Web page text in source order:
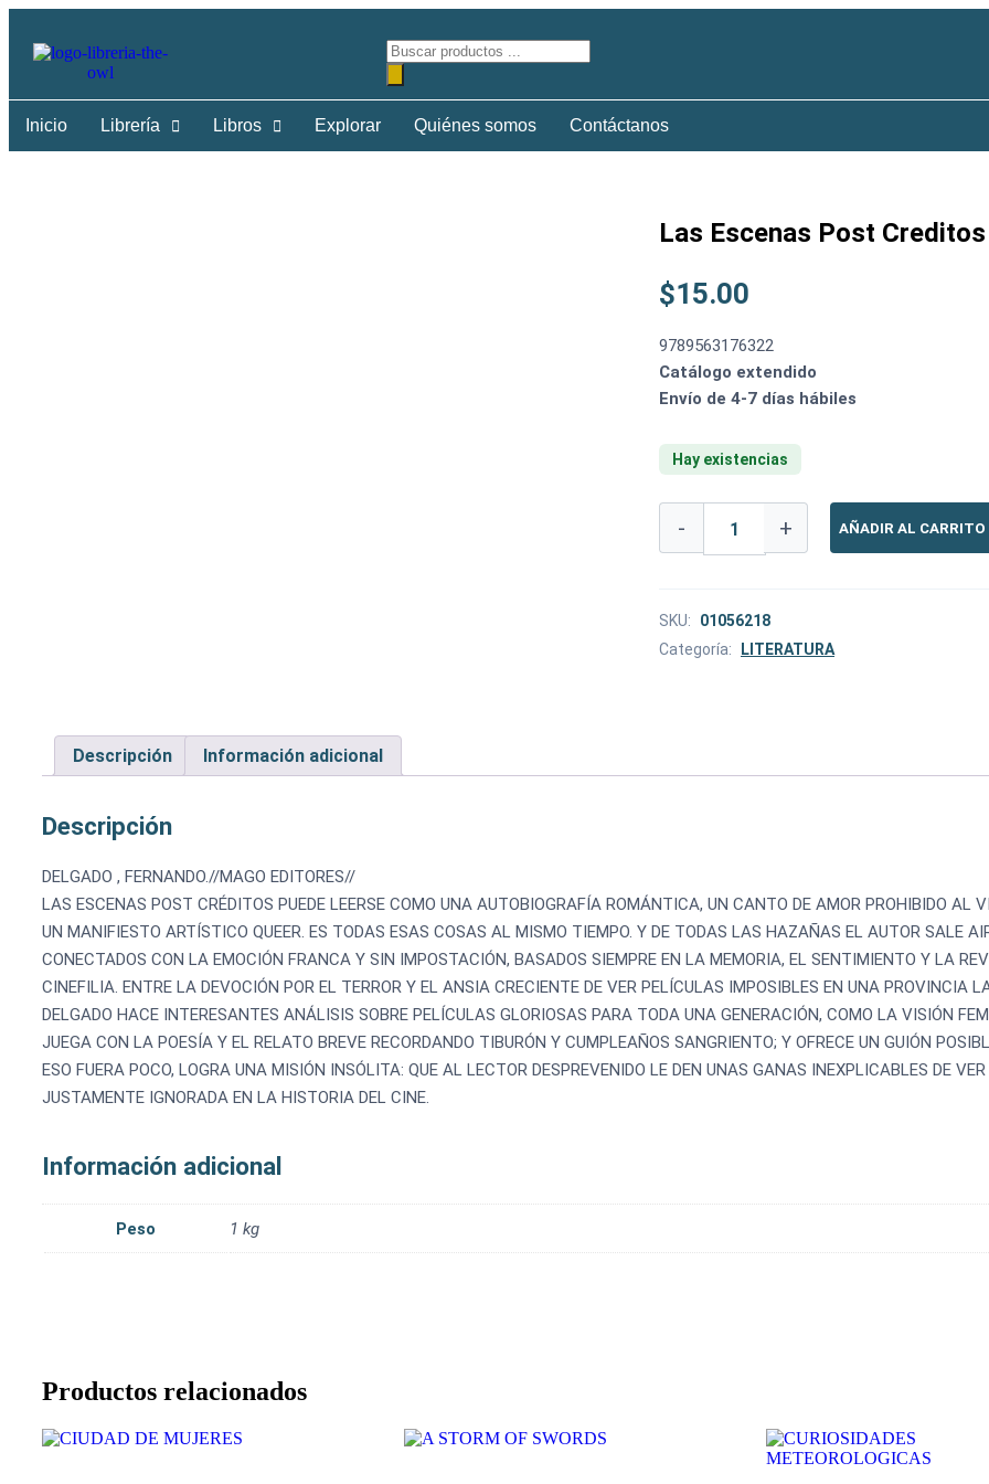
Inicio Librería Libros Explorar Quiénes somos Contáctanos
Las Escenas Post Creditos
$15.00
9789563176322
Catálogo extendido
Envío de 4-7 días hábiles
Hay existencias
- + AÑADIR AL CARRITO
SKU:
01056218
Categoría:
LITERATURA
Descripción Información adicional
Descripción
DELGADO , FERNANDO.//MAGO EDITORES//
LAS ESCENAS POST CRÉDITOS PUEDE LEERSE COMO UNA AUTOBIOGRAFÍA ROMÁNTICA, UN CANTO DE AMOR PROHIBIDO AL
UN MANIFIESTO ARTÍSTICO QUEER. ES TODAS ESAS COSAS AL MISMO TIEMPO. Y DE TODAS LAS HAZAÑAS EL AUTOR SALE
CONECTADOS CON LA EMOCIÓN FRANCA Y SIN IMPOSTACIÓN, BASADOS SIEMPRE EN LA MEMORIA, EL SENTIMIENTO Y LA
CINEFILIA. ENTRE LA DEVOCIÓN POR EL TERROR Y EL ANSIA CRECIENTE DE VER PELÍCULAS IMPOSIBLES EN UNA PROVINCIA
DELGADO HACE INTERESANTES ANÁLISIS SOBRE PELÍCULAS GLORIOSAS PARA TODA UNA GENERACIÓN, COMO LA VISIÓN
JUEGA CON LA POESÍA Y EL RELATO BREVE RECORDANDO TIBURÓN Y CUMPLEAÑOS SANGRIENTO; Y OFRECE UN GUIÓN
ESO FUERA POCO, LOGRA UNA MISIÓN INSÓLITA: QUE AL LECTOR DESPREVENIDO LE DEN UNAS GANAS INEXPLICABLES DE
JUSTAMENTE IGNORADA EN LA HISTORIA DEL CINE.
Información adicional
Peso 1 kg
Productos relacionados